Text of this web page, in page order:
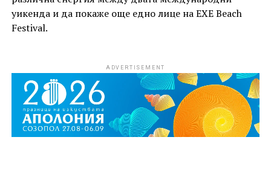
уикенда и да покаже още едно лице на EXE Beach
Festival.
ADVERTISEMENT